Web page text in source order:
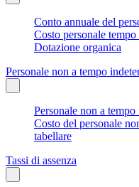
Conto annuale del
Costo personale
Dotazione organica
Personale non a tempo
Personale non a
Costo del personale
tabellare
Tassi di assenza